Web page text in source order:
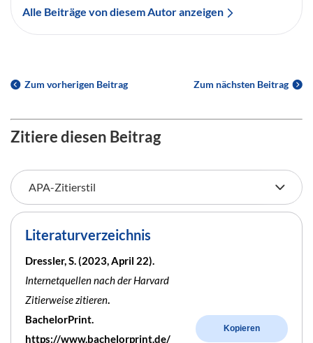
Alle Beiträge von diesem Autor anzeigen
Zum vorherigen Beitrag Zum nächsten Beitrag
Zitiere diesen Beitrag
Literaturverzeichnis
Dressler, S. (2023, April 22).
Internetquellen nach der Harvard
Zitierweise zitieren.
BachelorPrint.
https://www.bachelorprint.de/
Kopieren